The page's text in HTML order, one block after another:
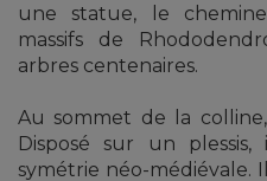
une statue, le
massifs de
arbres centenaires.
Au sommet de la
Disposé sur un
symétrie néo-médiévale.